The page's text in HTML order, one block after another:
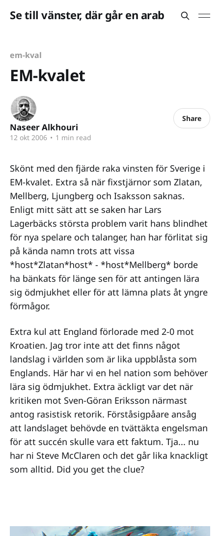
Se till vänster, där går en arab
em-kval
EM-kvalet
Naseer Alkhouri
12 okt 2006 • 1 min read
Share
Skönt med den fjärde raka vinsten för Sverige i
EM-kvalet. Extra så när fixstjärnor som Zlatan,
Mellberg, Ljungberg och Isaksson saknas.
Enligt mitt sätt att se saken har Lars
Lagerbäcks största problem varit hans blindhet
för nya spelare och talanger, han har förlitat sig
på kända namn trots att vissa
*host*Zlatan*host* - *host*Mellberg* borde
ha bänkats för länge sen för att antingen lära
sig ödmjukhet eller för att lämna plats åt yngre
förmågor.
Extra kul att England förlorade med 2-0 mot
Kroatien. Jag tror inte att det finns något
landslag i världen som är lika uppblåsta som
Englands. Här har vi en hel nation som behöver
lära sig ödmjukhet. Extra äckligt var det när
kritiken mot Sven-Göran Eriksson närmast
antog rasistisk retorik. Förståsigpåare ansåg
att landslaget behövde en tvättäkta engelsman
för att succén skulle vara ett faktum. Tja... nu
har ni Steve McClaren och det går lika knackligt
som alltid. Did you get the clue?